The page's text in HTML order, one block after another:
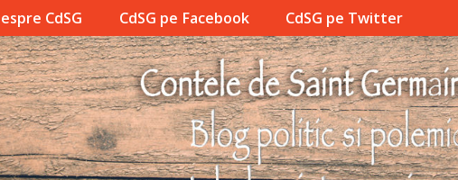
CdSG CdSG pe Facebook CdSG pe Twitter